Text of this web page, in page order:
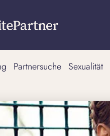
Partnersuche Sexualität